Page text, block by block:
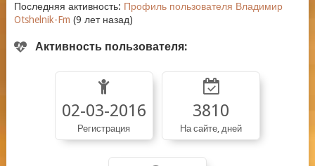
Последняя активность: Профиль пользователя Владимир
Otshelnik-Fm (9 лет назад)
Активность пользователя:
02-03-2016
Регистрация
3810
На сайте, дней